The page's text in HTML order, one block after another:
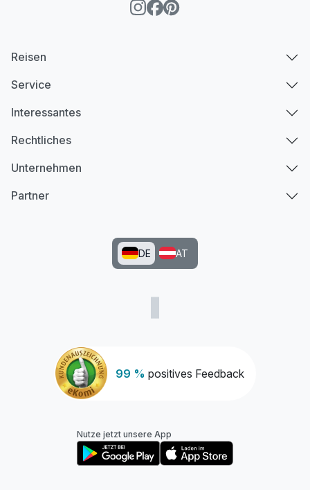
99 % positives Feedback
Reisen
Service
Interessantes
Rechtliches
Unternehmen
Partner
DE AT
Nutze jetzt unsere App